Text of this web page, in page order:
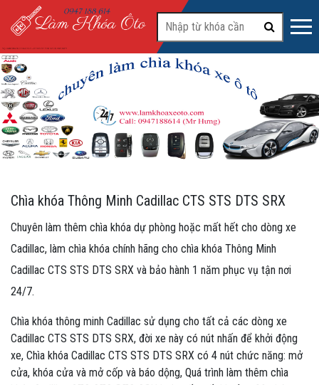
Chìa khóa Thông Minh Cadillac CTS STS DTS SRX
Chuyên làm thêm chìa khóa dự phòng hoặc mất hết cho dòng xe
Cadillac, làm chìa khóa chính hãng cho chìa khóa Thông Minh
Cadillac CTS STS DTS SRX và bảo hành 1 năm phục vụ tận nơi
24/7.
Chìa khóa thông minh Cadillac sử dụng cho tất cả các dòng xe
Cadillac CTS STS DTS SRX, đời xe này có nút nhấn để khởi động
xe, Chìa khóa Cadillac CTS STS DTS SRX có 4 nút chức năng: mở
cửa, khóa cửa và mở cốp và báo dộng, Quá trình làm thêm chìa